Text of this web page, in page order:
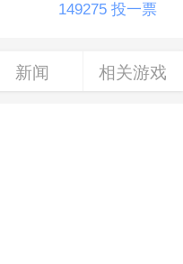
149275 投一票
新闻 相关游戏